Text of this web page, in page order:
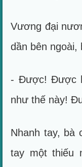
Vương đại
dần bên ngoài,
- Được! Được
như thế này!
Nhanh tay, bà
tay một thiếu